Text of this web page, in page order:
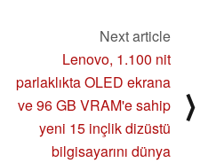
Next article
Lenovo, 1.100 nit
parlaklıkta OLED ekrana
ve 96 GB VRAM'e sahip
yeni 15 inçlik dizüstü
bilgisayarını dünya
⟩